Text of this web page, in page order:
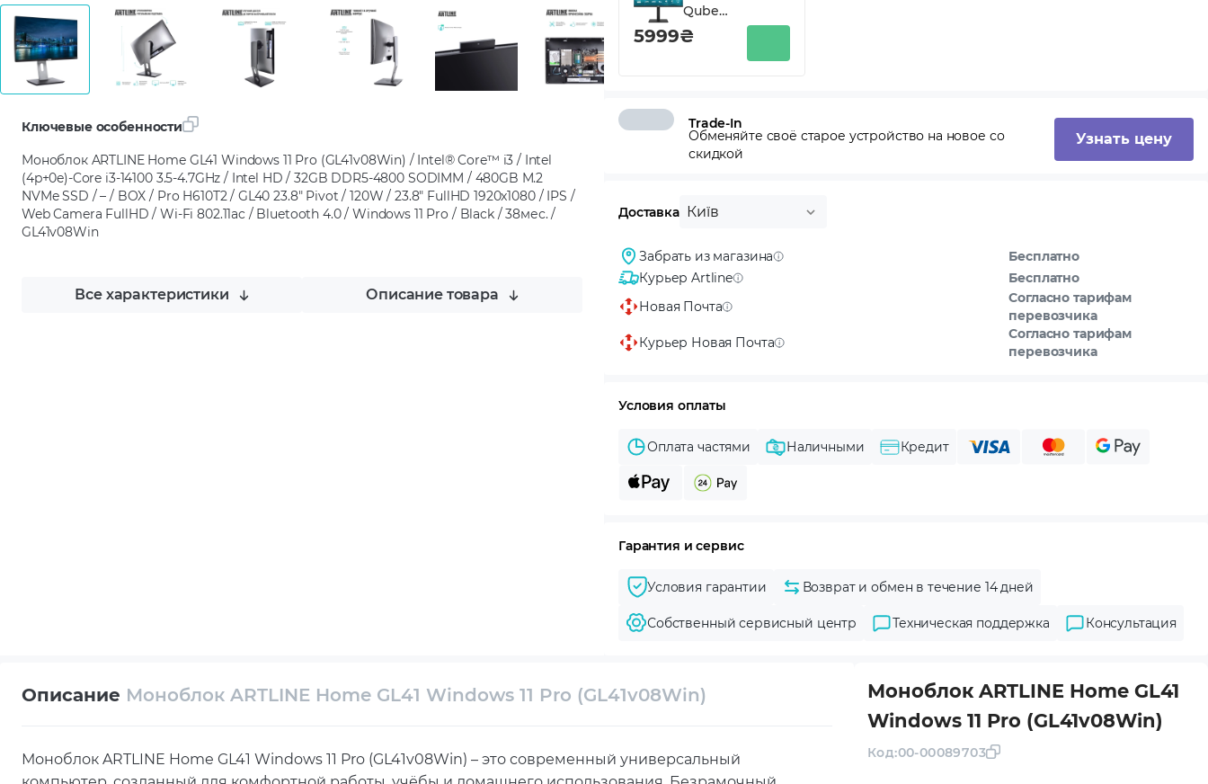
Ключевые особенности
Моноблок ARTLINE Home GL41 Windows 11 Pro (GL41v08Win) / Intel® Core™ i3 / Intel
(4p+0e)-Core i3-14100 3.5-4.7GHz / Intel HD / 32GB DDR5-4800 SODIMM / 480GB M.2
NVMe SSD / – / BOX / Pro H610T2 / GL40 23.8" Pivot / 120W / 23.8" FullHD 1920x1080 / IPS /
Web Camera FullHD / Wi-Fi 802.11ac / Bluetooth 4.0 / Windows 11 Pro / Black / 38мес. /
GL41v08Win
Все характеристики Описание товара
Qube
B27F120HS
5999₴
Trade-In
Обменяйте своё старое устройство на новое со
скидкой
Узнать цену
Доставка Київ
Забрать из магазина
Бесплатно
Курьер Artline
Бесплатно
Новая Почта
Согласно тарифам
перевозчика
Курьер Новая Почта
Согласно тарифам
перевозчика
Условия оплаты
Оплата частями Наличными Кредит
Гарантия и сервис
Условия гарантии Возврат и обмен в течение 14 дней
Собственный сервисный центр Техническая поддержка Консультация
Описание Моноблок ARTLINE Home GL41 Windows 11 Pro (GL41v08Win)
Моноблок ARTLINE Home GL41 Windows 11 Pro (GL41v08Win) – это современный универсальный
Моноблок ARTLINE Home GL41
Windows 11 Pro (GL41v08Win)
Код:00-00089703